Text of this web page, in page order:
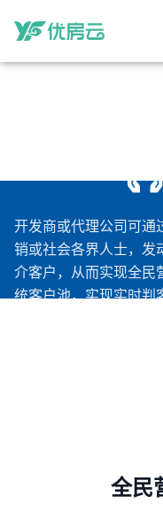
开发商或代理公司可通
销或社会各界人士，发
介客户，从而实现全民
统客户池，实现实时判
全民